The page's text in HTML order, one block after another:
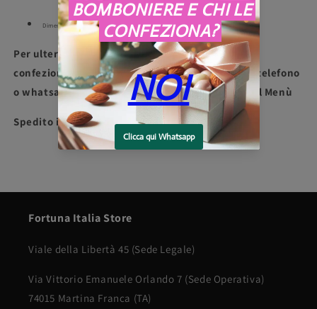
Dimensioni: 6 x 2 cm
Per ulteriori informazioni o per richieste di
confezionamento contattaci al +39 3275997907 telefono
o whatsapp, oppure dalla sezione "Contatti" nel Menù
Spedito in 7 giorni
Fortuna Italia Store
Viale della Libertà 45 (Sede Legale)
Via Vittorio Emanuele Orlando 7 (Sede Operativa)
74015 Martina Franca (TA)